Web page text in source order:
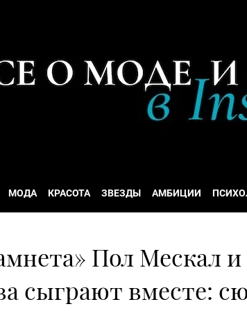
МОДА КРАСОТА ЗВЕЗДЫ АМБИЦИИ
Пол Мескал
сыграют вместе: